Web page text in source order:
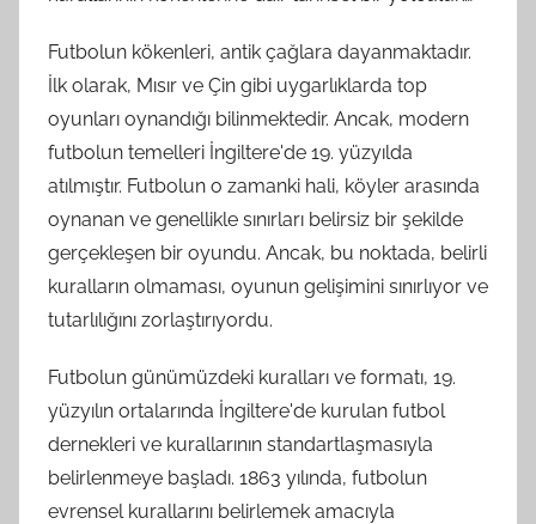
Futbolun kökenleri, antik çağlara dayanmaktadır.
İlk olarak, Mısır ve Çin gibi uygarlıklarda top
oyunları oynandığı bilinmektedir. Ancak, modern
futbolun temelleri İngiltere'de 19. yüzyılda
atılmıştır. Futbolun o zamanki hali, köyler arasında
oynanan ve genellikle sınırları belirsiz bir şekilde
gerçekleşen bir oyundu. Ancak, bu noktada, belirli
kuralların olmaması, oyunun gelişimini sınırlıyor ve
tutarlılığını zorlaştırıyordu.
Futbolun günümüzdeki kuralları ve formatı, 19.
yüzyılın ortalarında İngiltere'de kurulan futbol
dernekleri ve kurallarının standartlaşmasıyla
belirlenmeye başladı. 1863 yılında, futbolun
evrensel kurallarını belirlemek amacıyla